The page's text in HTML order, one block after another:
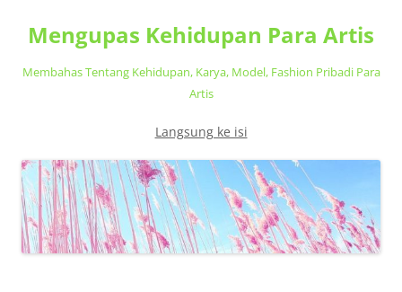
Mengupas Kehidupan Para Artis
Membahas Tentang Kehidupan, Karya, Model, Fashion Pribadi Para
Artis
Langsung ke isi